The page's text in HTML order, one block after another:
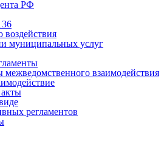
РФ
муниципальных услуг
межведомственного взаимодействия
регламентов